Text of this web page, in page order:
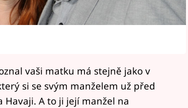
vaši matku má stejně jako v
si se svým manželem už před
A to ji její manžel na